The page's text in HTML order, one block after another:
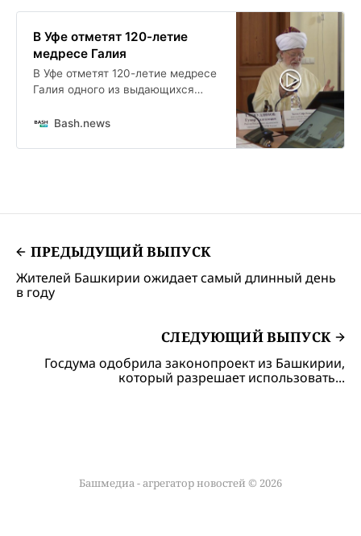
В Уфе отметят 120-летие
медресе Галия
В Уфе отметят 120-летие медресе
Галия одного из выдающихся
дореволюционной России. В
Bash.news
ПРЕДЫДУЩИЙ ВЫПУСК
Жителей Башкирии ожидает самый длинный день
в году
СЛЕДУЮЩИЙ ВЫПУСК
Госдума одобрила законопроект из Башкирии,
который разрешает использовать...
Башмедиа - агрегатор новостей © 2026